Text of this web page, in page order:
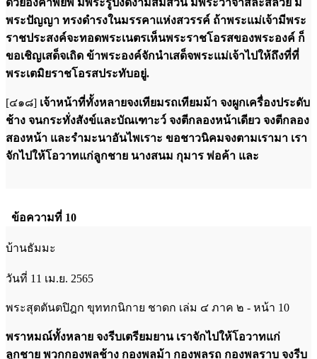
ด้วยองคาพยพ มีพระรูปงดงามสมส่วน มีพระวาจาสละสลวย มี
พระปัญญา ทรงดำรงในมรรคาแห่งสวรรค์ ถ้าพระแม่เจ้ามีพระ
ราชประสงค์จะทอดพระเนตรเห็นพระราชโอรสของพระองค์ ก็
ขอเชิญเสด็จเถิด ข้าพระองค์จักนำเสด็จพระแม่เจ้าไปให้ถึงที่ที่
พระเตมิยราชโอรสประทับอยู่.
[๔๑๘] เจ้าหน้าที่ทั้งหลายจงเทียมรถเทียมม้า จงผูกเครื่องประดับ
ช้าง จนกระทั่งสังข์และบัณเฑาะว์ จงตีกลองหน้าเดียว จงตีกลอง
สองหน้า และรำมะนาอันไพเราะ ขอชาวนิคมจงตามเรามา เรา
จักไปให้โอวาทแก่ลูกชาย นางสนม กุมาร พ่อค้า และ
ข้อความที่ 10
บ้านธัมมะ
วันที่ 11 เม.ย. 2565
พระสุตตันตปิฎก ขุททกนิกาย ชาดก เล่ม ๔ ภาค ๒ - หน้า 10
พราหมณ์ทั้งหลาย จงรีบเตรียมยาน เราจักไปให้โอวาทแก่
ลูกชาย พวกกองพลช้าง กองพลม้า กองพลรถ กองพลราบ จงรีบ